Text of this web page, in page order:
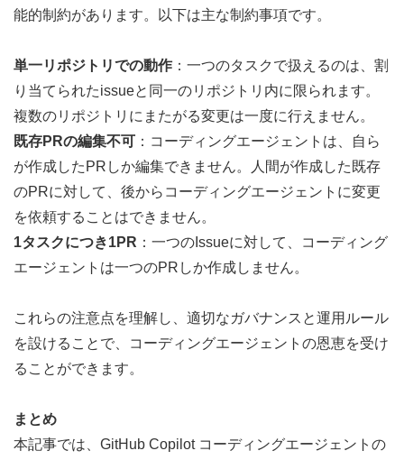
能的制約があります。以下は主な制約事項です。
単一リポジトリでの動作 ：一つのタスクで扱えるのは、割
り当てられたissueと同一のリポジトリ内に限られます。
複数のリポジトリにまたがる変更は一度に行えません。
既存PRの編集不可 ：コーディングエージェントは、自ら
が作成したPRしか編集できません。人間が作成した既存
のPRに対して、後からコーディングエージェントに変更
を依頼することはできません。
1タスクにつき1PR ：一つのIssueに対して、コーディング
エージェントは一つのPRしか作成しません。
これらの注意点を理解し、適切なガバナンスと運用ルール
を設けることで、コーディングエージェントの恩恵を受け
ることができます。
まとめ
本記事では、GitHub Copilot コーディングエージェントの